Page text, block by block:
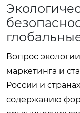
Вопрос
маркетинга и
России и
содержанию